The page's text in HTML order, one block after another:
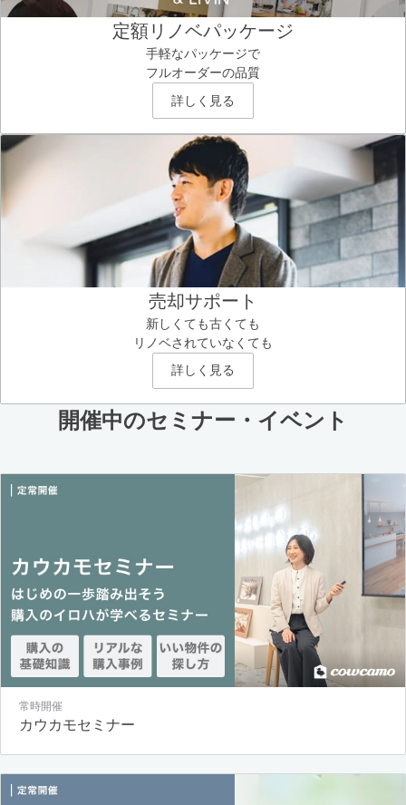
定額リノベパッケージ
手軽なパッケージで
フルオーダーの品質
詳しく見る
売却サポート
新しくても古くても
リノベされていなくても
詳しく見る
開催中のセミナー・イベント
常時開催
カウカモセミナー